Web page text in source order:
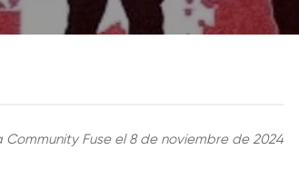
Community Fuse el 8 de noviembre de 2024